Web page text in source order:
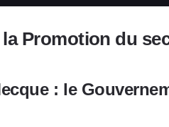
Promotion du
: le